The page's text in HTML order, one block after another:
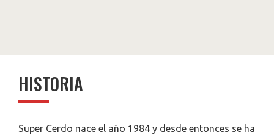
HISTORIA
Super Cerdo nace el año 1984 y desde entonces se ha